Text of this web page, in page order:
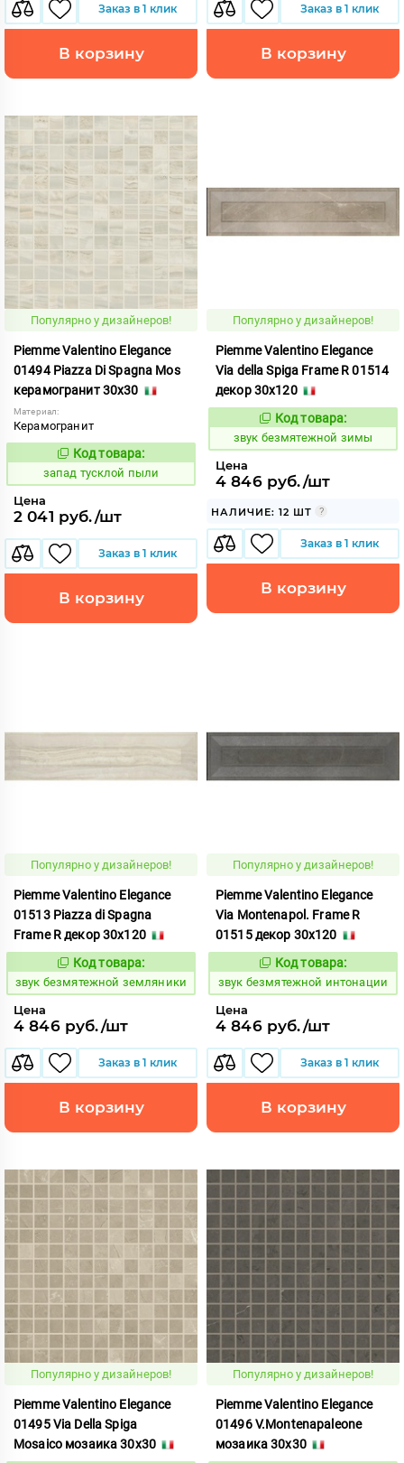
Заказ в 1 клик
В корзину
Заказ в 1 клик
В корзину
Популярно у дизайнеров!
Piemme Valentino Elegance
01494 Piazza Di Spagna Mos
керамогранит 30x30
Материал:
Керамогранит
419576
Код товара:
запад тусклой пыли
Цена
2 041 руб./шт
Заказ в 1 клик
В корзину
Популярно у дизайнеров!
Piemme Valentino Elegance
Via della Spiga Frame R 01514
декор 30x120
469282
Код товара:
звук безмятежной зимы
Цена
4 846 руб./шт
НАЛИЧИЕ: 12 ШТ
Заказ в 1 клик
В корзину
Популярно у дизайнеров!
Piemme Valentino Elegance
01513 Piazza di Spagna
Frame R декор 30x120
469281
Код товара:
звук безмятежной земляники
Цена
4 846 руб./шт
Заказ в 1 клик
В корзину
Популярно у дизайнеров!
Piemme Valentino Elegance
Via Montenapol. Frame R
01515 декор 30x120
469283
Код товара:
звук безмятежной интонации
Цена
4 846 руб./шт
Заказ в 1 клик
В корзину
Популярно у дизайнеров!
Piemme Valentino Elegance
01495 Via Della Spiga
Mosaico мозаика 30x30
Популярно у дизайнеров!
Piemme Valentino Elegance
01496 V.Montenapaleone
мозаика 30x30